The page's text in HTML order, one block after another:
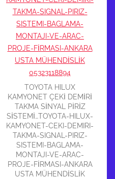
TOYOTA HILUX
KAMYONET ÇEKİ DEMİRİ
TAKMA SİNYAL PİRİZ
SİSTEMİ…TOYOTA-HILUX-
KAMYONET-CEKI-DEMIRI-
TAKMA-SIGNAL-PIRIZ-
SISTEMI-BAGLAMA-
MONTAJI-VE-ARAC-
PROJE-FİRMASI-ANKARA
USTA MÜHENDİSLİK